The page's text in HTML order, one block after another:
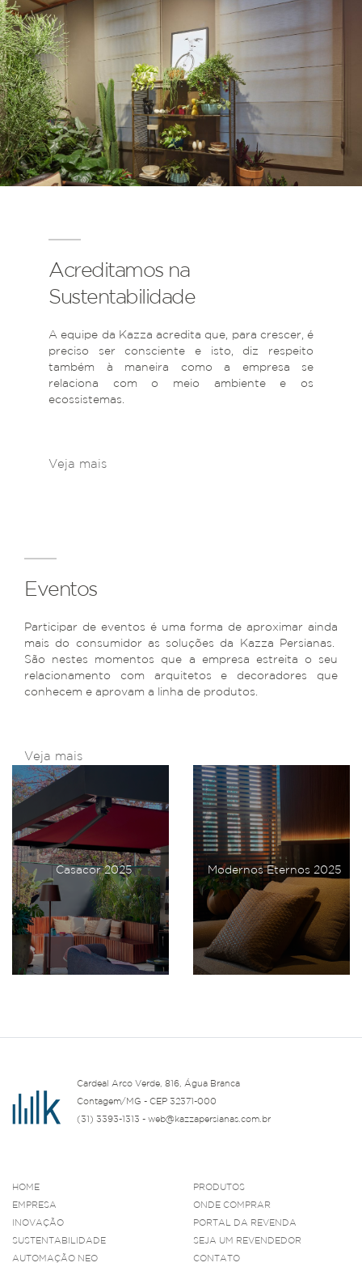
Acreditamos na
Sustentabilidade
A equipe da Kazza acredita que, para crescer, é
preciso ser consciente e isto, diz respeito
também à maneira como a empresa se
relaciona com o meio ambiente e os
ecossistemas.
Veja mais
Eventos
Participar de eventos é uma forma de aproximar ainda
mais do consumidor as soluções da Kazza Persianas.
São nestes momentos que a empresa estreita o seu
relacionamento com arquitetos e decoradores que
conhecem e aprovam a linha de produtos.
Veja mais
Casacor 2025 Modernos Eternos 2025
Cardeal Arco Verde, 816, Água Branca
Contagem/MG - CEP 32371-000
(31) 3393-1313 - web@kazzapersianas.com.br
HOME
EMPRESA
INOVAÇÃO
SUSTENTABILIDADE
AUTOMAÇÃO NEO
PRODUTOS
ONDE COMPRAR
PORTAL DA REVENDA
SEJA UM REVENDEDOR
CONTATO